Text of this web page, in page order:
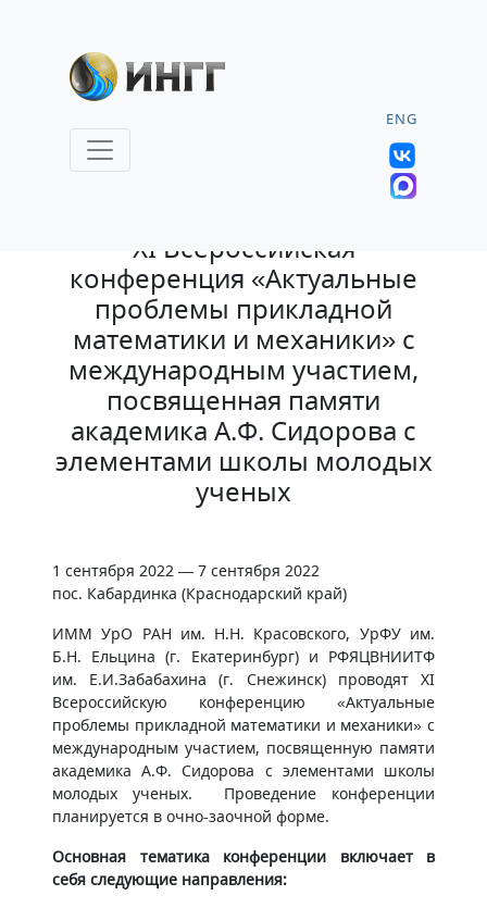
ENG
XI Всероссийская
конференция «Актуальные
проблемы прикладной
математики и механики» с
международным участием,
посвященная памяти
академика А.Ф. Сидорова с
элементами школы молодых
ученых
1 сентября 2022 — 7 сентября 2022
пос. Кабардинка (Краснодарский край)
ИММ УрО РАН им. Н.Н. Красовского, УрФУ им.
Б.Н. Ельцина (г. Екатеринбург) и РФЯЦВНИИТФ
им. Е.И.Забабахина (г. Снежинск) проводят XI
Всероссийскую конференцию «Актуальные
проблемы прикладной математики и механики» с
международным участием, посвященную памяти
академика А.Ф. Сидорова с элементами школы
молодых ученых. Проведение конференции
планируется в очно-заочной форме.
Основная тематика конференции включает в
себя следующие направления: